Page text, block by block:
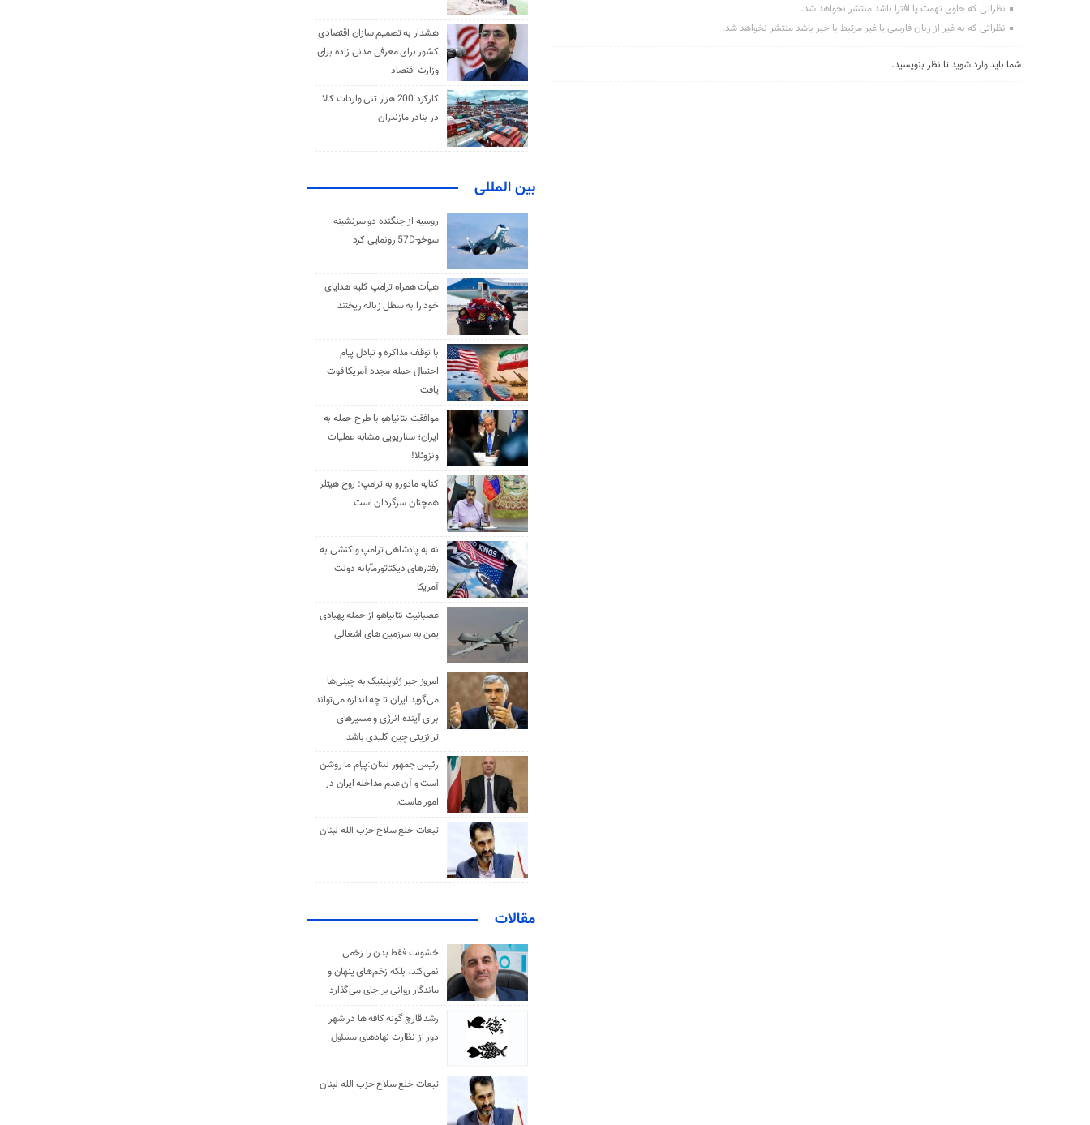
نظراتی که حاوی تهمت یا افترا باشد منتشر نخواهد شد.
نظراتی که به غیر از زبان فارسی یا غیر مرتبط با خبر باشد منتشر نخواهد شد.
شما بایدوارد شویدتا نظر بنویسید.
هشدار به تصمیم سازان اقتصادی
کشور برای معرفی مدنی زاده برای
وزارت اقتصاد
کارکرد 200 هزار تنی واردات کالا
در بنادر مازندران
بین المللی
روسیه از جنگنده دو سرنشینه
سوخو-57D رونمایی کرد
هیأت همراه ترامپ کلیه هدایای
خود را به سطل زباله ریختند
با توقف مذاکره و تبادل پیام
احتمال حمله مجدد آمریکا قوت
یافت
موافقت نتانیاهو با طرح حمله به
ایران؛ سناریویی مشابه عملیات
ونزوئلا!
کنایه مادورو به ترامپ: روح هیتلر
همچنان سرگردان است
نه به پادشاهی ترامپ واکنشی به
رفتارهای دیکتاتورمآبانه دولت
آمریکا
عصبانیت نتانیاهو از حمله پهبادی
یمن به سرزمین های اشغالی
امروز جبر ژئوپلیتیک به چینی‌ها
می‌گوید ایران تا چه اندازه می‌تواند
برای آینده انرژی و مسیرهای
ترانزیتی چین کلیدی باشد
رئیس جمهور لبنان:پیام ما روشن
است و آن عدم مداخله ایران در
امور ماست.
تبعات خلع سلاح حزب الله لبنان
مقالات
خشونت فقط بدن را زخمی
نمی‌کند، بلکه زخم‌های پنهان و
ماندگار روانی بر جای می‌گذارد
رشد قارچ گونه کافه ها در شهر
دور از نظارت نهادهای مسئول
تبعات خلع سلاح حزب الله لبنان